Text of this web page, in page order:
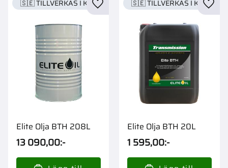
Elite Olja BTH 208L
13 090,00:-
🇸🇪 TILLVERKAS I KARLSTADLägg till i favoriter
Elite Olja BTH 20L
1 595,00:-
🇸🇪 TILLVERKAS I